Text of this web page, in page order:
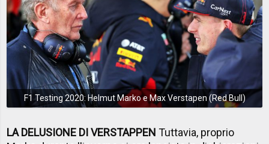
F1 Testing 2020: Helmut Marko e Max Verstapen (Red Bull)
LA DELUSIONE DI VERSTAPPEN Tuttavia, proprio